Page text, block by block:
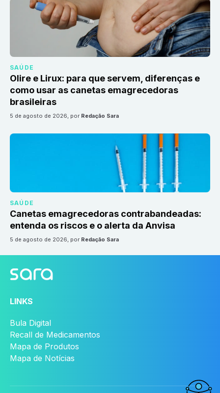
SAÚDE
Olire e Lirux: para que servem, diferenças e
como usar as canetas emagrecedoras
brasileiras
5 de agosto de 2026, por Redação Sara
SAÚDE
Canetas emagrecedoras contrabandeadas:
entenda os riscos e o alerta da Anvisa
5 de agosto de 2026, por Redação Sara
LINKS
Bula Digital
Recall de Medicamentos
Mapa de Produtos
Mapa de Notícias